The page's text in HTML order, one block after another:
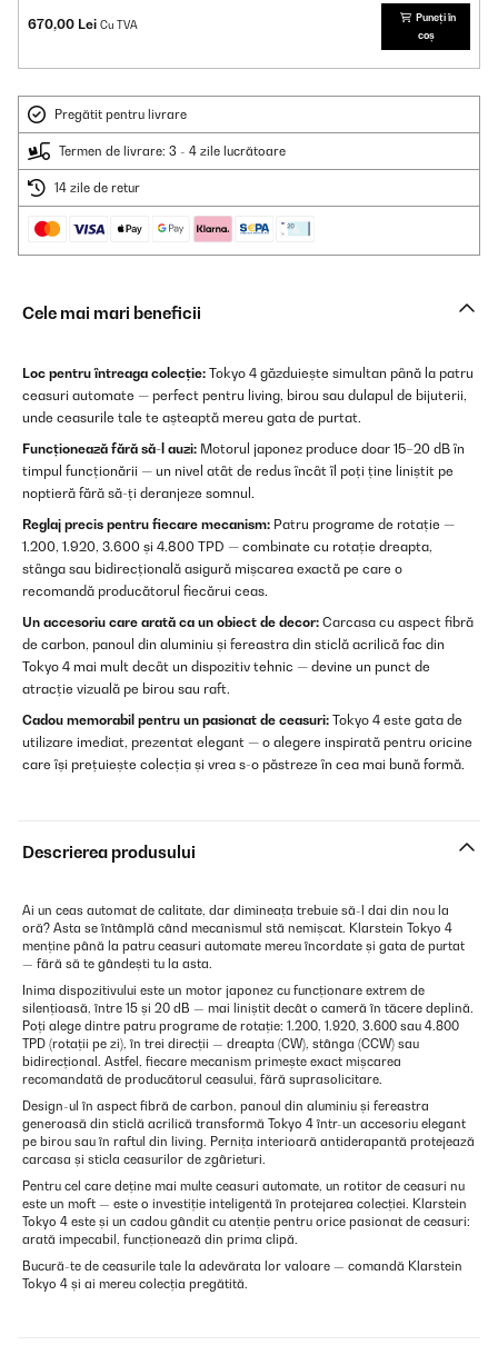
670,00 Lei Cu TVA
Puneți în
coș
Pregătit pentru livrare
Termen de livrare: 3 - 4 zile lucrătoare
14 zile de retur
Cele mai mari beneficii
Loc pentru întreaga colecție: Tokyo 4 găzduiește simultan până la patru
ceasuri automate — perfect pentru living, birou sau dulapul de bijuterii,
unde ceasurile tale te așteaptă mereu gata de purtat.
Funcționează fără să-l auzi: Motorul japonez produce doar 15–20 dB în
timpul funcționării — un nivel atât de redus încât îl poți ține liniștit pe
noptieră fără să-ți deranjeze somnul.
Reglaj precis pentru fiecare mecanism: Patru programe de rotație —
1.200, 1.920, 3.600 și 4.800 TPD — combinate cu rotație dreapta,
stânga sau bidirecțională asigură mișcarea exactă pe care o
recomandă producătorul fiecărui ceas.
Un accesoriu care arată ca un obiect de decor: Carcasa cu aspect fibră
de carbon, panoul din aluminiu și fereastra din sticlă acrilică fac din
Tokyo 4 mai mult decât un dispozitiv tehnic — devine un punct de
atracție vizuală pe birou sau raft.
Cadou memorabil pentru un pasionat de ceasuri: Tokyo 4 este gata de
utilizare imediat, prezentat elegant — o alegere inspirată pentru oricine
care își prețuiește colecția și vrea s-o păstreze în cea mai bună formă.
Descrierea produsului
Ai un ceas automat de calitate, dar dimineața trebuie să-l dai din nou la
oră? Asta se întâmplă când mecanismul stă nemișcat. Klarstein Tokyo 4
menține până la patru ceasuri automate mereu încordate și gata de purtat
— fără să te gândești tu la asta.
Inima dispozitivului este un motor japonez cu funcționare extrem de
silențioasă, între 15 și 20 dB — mai liniștit decât o cameră în tăcere deplină.
Poți alege dintre patru programe de rotație: 1.200, 1.920, 3.600 sau 4.800
TPD (rotații pe zi), în trei direcții — dreapta (CW), stânga (CCW) sau
bidirecțional. Astfel, fiecare mecanism primește exact mișcarea
recomandată de producătorul ceasului, fără suprasolicitare.
Design-ul în aspect fibră de carbon, panoul din aluminiu și fereastra
generoasă din sticlă acrilică transformă Tokyo 4 într-un accesoriu elegant
pe birou sau în raftul din living. Pernița interioară antiderapantă protejează
carcasa și sticla ceasurilor de zgârieturi.
Pentru cel care deține mai multe ceasuri automate, un rotitor de ceasuri nu
este un moft — este o investiție inteligentă în protejarea colecției. Klarstein
Tokyo 4 este și un cadou gândit cu atenție pentru orice pasionat de ceasuri:
arată impecabil, funcționează din prima clipă.
Bucură-te de ceasurile tale la adevărata lor valoare — comandă Klarstein
Tokyo 4 și ai mereu colecția pregătită.